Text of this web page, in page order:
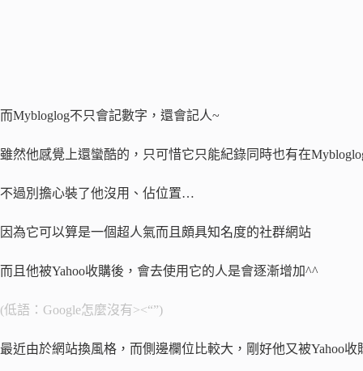
而Mybloglog不只會記數字，還會記人~
雖然他感覺上還蠻酷的，只可惜它只能紀錄同時也有在
不過別擔心裝了他沒用、佔位置…
因為它可以算是一個超人氣而且頗具知名度的社群網站
而且他被Yahoo收購後，會去使用它的人是會逐漸增加^^
(低語：Google怎麼沒有><“”)
最近由於網站換風格，而側邊欄位比較大，剛好他又被Yahoo收